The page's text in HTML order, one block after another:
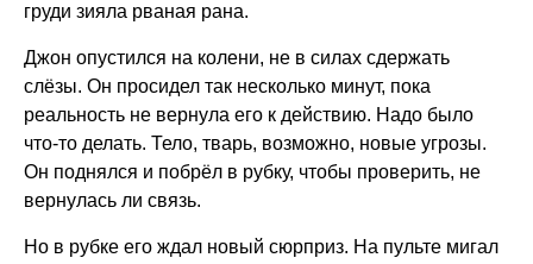
груди зияла рваная рана.
Джон опустился на колени, не в силах сдержать
слёзы. Он просидел так несколько минут, пока
реальность не вернула его к действию. Надо было
что-то делать. Тело, тварь, возможно, новые угрозы.
Он поднялся и побрёл в рубку, чтобы проверить, не
вернулась ли связь.
Но в рубке его ждал новый сюрприз. На пульте мигал